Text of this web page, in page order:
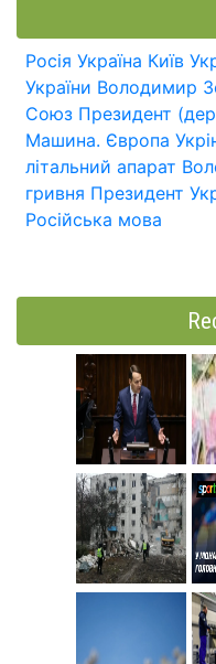
Росія Україна Київ
України Володимир
Союз Президент
Машина. Європа
літальний апарат
гривня Президент
Російська мова